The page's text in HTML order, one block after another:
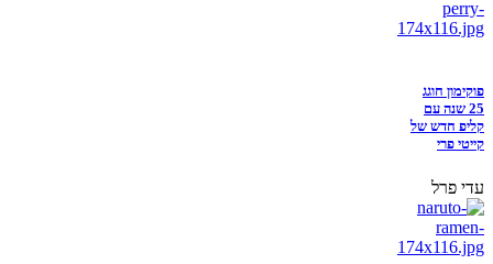
פוקימון חוגג
25 שנה עם
קליפ חדש של
קייטי פרי
עדי פרל